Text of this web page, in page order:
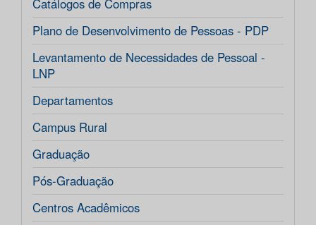
Catálogos de Compras
Plano de Desenvolvimento de Pessoas - PDP
Levantamento de Necessidades de Pessoal -
LNP
Departamentos
Campus Rural
Graduação
Pós-Graduação
Centros Acadêmicos